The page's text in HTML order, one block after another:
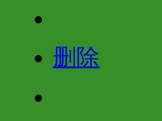
删除